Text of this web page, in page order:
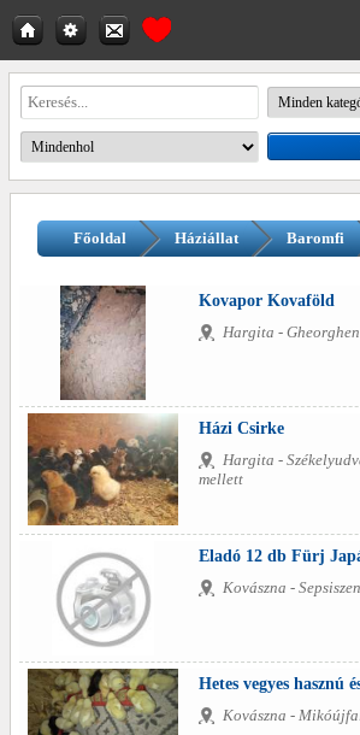
Főoldal Háziállat Baromfi
Kovapor Kovaföld
Hargita -
Házi Csirke
Hargita -
mellett
Eladó 12 db Fürj
Kovászna -
Hetes vegyes hasznú
Kovászna -